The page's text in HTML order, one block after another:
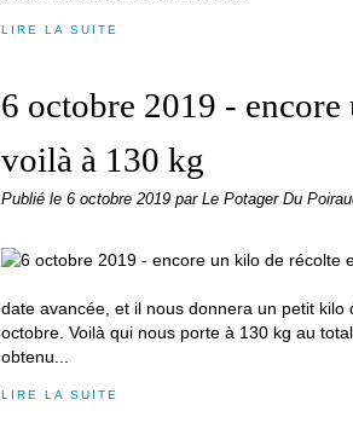
LIRE LA SUITE
6 octobre 2019 -
voilà à 130 kg
Publié le 6 octobre 2019 par Le Potager Du
date avancée, et il nous donnera un petit
octobre. Voilà qui nous porte à 130 kg au
obtenu...
LIRE LA SUITE